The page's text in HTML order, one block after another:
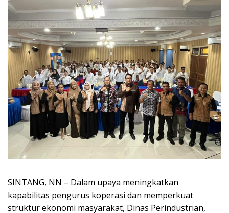
SINTANG, NN – Dalam upaya meningkatkan
kapabilitas pengurus koperasi dan memperkuat
struktur ekonomi masyarakat, Dinas Perindustrian,